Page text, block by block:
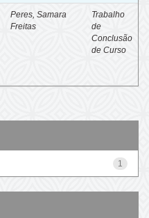
Peres, Samara
Freitas
Trabalho
de
Conclusão
de Curso
1